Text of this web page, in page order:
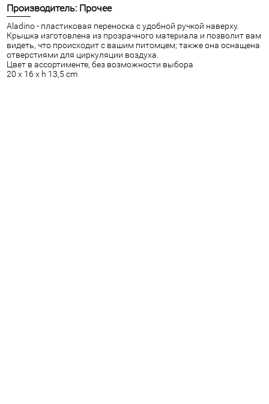
Производитель: Прочее
Aladino - пластиковая переноска с удобной ручкой наверху.
Крышка изготовлена из прозрачного материала и позволит вам
видеть, что происходит с вашим питомцем; также она оснащена
отверстиями для циркуляции воздуха.
Цвет в ассортименте, без возможности выбора
20 x 16 x h 13,5 cm